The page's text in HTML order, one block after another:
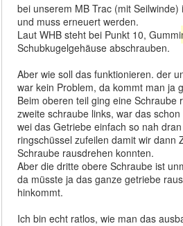
bei unserem MB Trac (mit
und muss erneuert werden.
Laut WHB steht bei Punkt 10, Gummi
Schubkugelgehäuse abschrauben.
Aber wie soll das funktionieren. der
war kein Problem, da kommt man ja
Beim oberen teil ging eine Schraube
zweite schraube links, war das
wei das Getriebe einfach so nah
ringschüssel zufeilen damit wir dann
Schraube rausdrehen konnten.
Aber die dritte obere Schraube ist
da müsste ja das ganze getriebe
hinkommt.
Ich bin echt ratlos, wie man das